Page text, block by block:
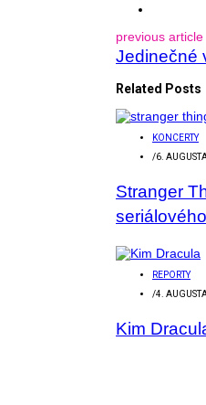
previous article
Jedinečné
Related Posts
KONCERTY
/6.
Stranger
REPORTY
/4.
Kim